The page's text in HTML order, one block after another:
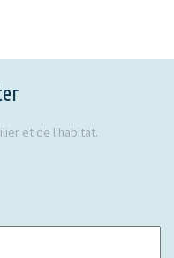
et de l'habitat.